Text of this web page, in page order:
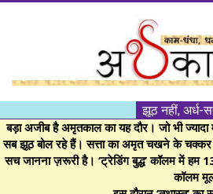
।।
अर्थकाम।।
झूठ नहीं, अर्ध-
बड़ा अजीब है अमृतकाल का यह दौर। जो भी
सब झूठ बोल रहे हैं। सत्ता का अमृत चखने के चक्कर
सच जानना ज़रूरी है। ‘ट्रेडिंग बुद्ध’ कॉलम में
कॉलम